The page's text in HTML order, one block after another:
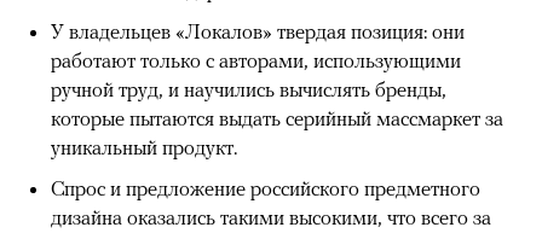
У владельцев «Локалов» твердая позиция: они
работают только с авторами, использующими
ручной труд, и научились вычислять бренды,
которые пытаются выдать серийный массмаркет за
уникальный продукт.
Спрос и предложение российского предметного
дизайна оказались такими высокими, что всего за